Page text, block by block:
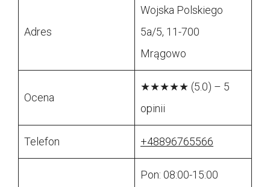
Adres
Wojska Polskiego
5a/5, 11-700
Mrągowo
Ocena
★★★★★ (5.0) – 5
opinii
Telefon +48896765566
Pon: 08:00-15:00